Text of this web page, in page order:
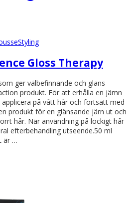
Styling
Gloss Therapy
ger välbefinnande och glans
produkt. För att erhålla en jämn
på vått hår och fortsätt med
produkt för en glänsande järn ut och
hår. När användning på lockigt hår
efterbehandling utseende.50 ml
är …